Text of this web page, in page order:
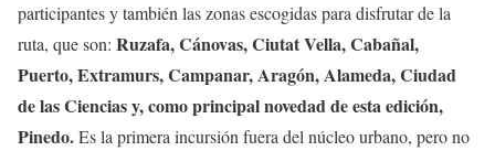
participantes y también las zonas escogidas para disfrutar de la
ruta, que son: Ruzafa, Cánovas, Ciutat Vella, Cabañal,
Puerto, Extramurs, Campanar, Aragón, Alameda, Ciudad
de las Ciencias y, como principal novedad de esta edición,
Pinedo.Es la primera incursión fuera del núcleo urbano, pero no